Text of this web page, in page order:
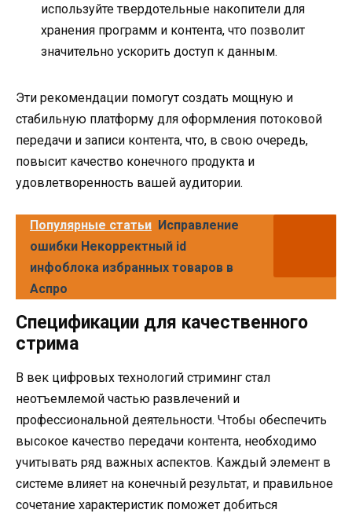
используйте твердотельные накопители для
хранения программ и контента, что позволит
значительно ускорить доступ к данным.
Эти рекомендации помогут создать мощную и
стабильную платформу для оформления потоковой
передачи и записи контента, что, в свою очередь,
повысит качество конечного продукта и
удовлетворенность вашей аудитории.
Популярные статьи Исправление
ошибки Некорректный id
инфоблока избранных товаров в
Аспро
Спецификации для качественного
стрима
В век цифровых технологий стриминг стал
неотъемлемой частью развлечений и
профессиональной деятельности. Чтобы обеспечить
высокое качество передачи контента, необходимо
учитывать ряд важных аспектов. Каждый элемент в
системе влияет на конечный результат, и правильное
сочетание характеристик поможет добиться